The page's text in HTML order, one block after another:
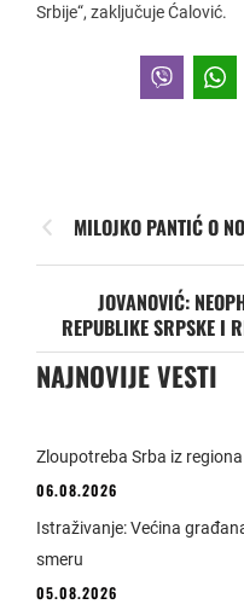
Srbije“, zaključuje Ćalović.
MILOJKO PANTIĆ O
JOVANOVIĆ:
REPUBLIKE SRPSKE I
NAJNOVIJE VESTI
Zloupotreba Srba iz regiona
06.08.2026
Istraživanje: Većina
smeru
05.08.2026